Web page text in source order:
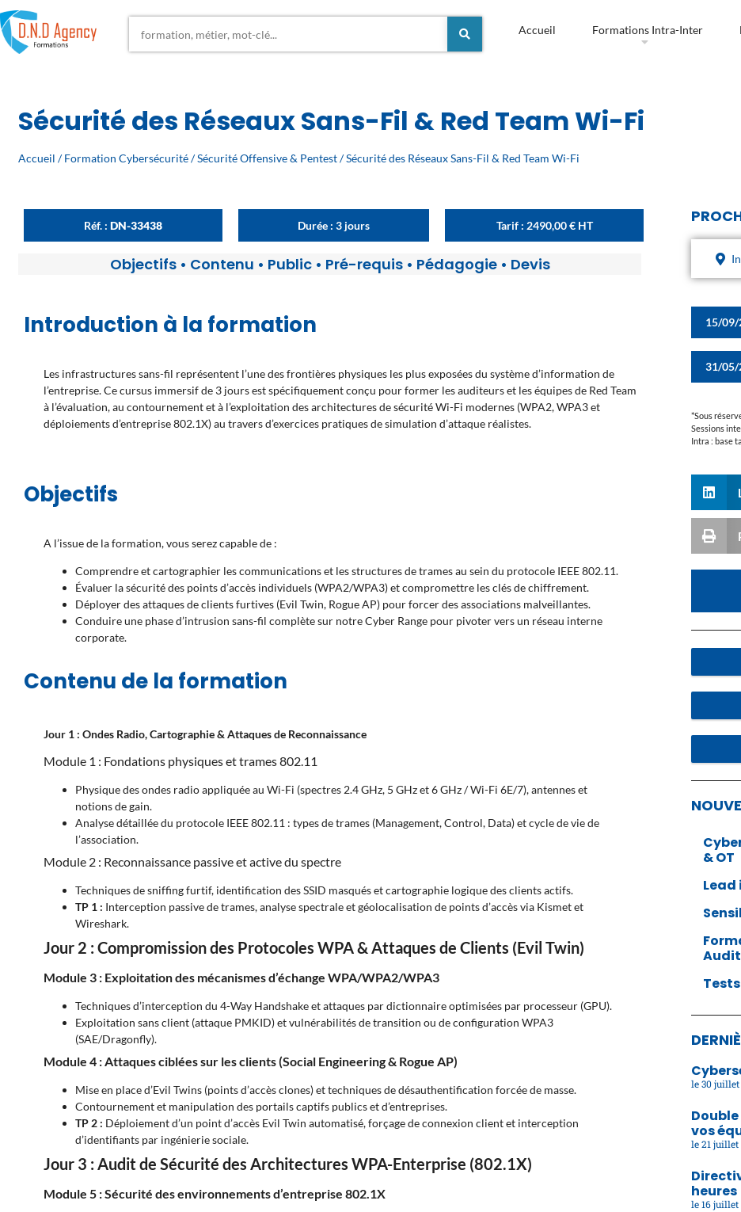
Accueil Formations Intra-Inter
Sécurité des Réseaux Sans-Fil & Red Team Wi-Fi
Accueil /Formation Cybersécurité/Sécurité Offensive & Pentest/ Sécurité des Réseaux Sans-Fil & Red Team Wi-Fi
Réf. :DN-33438 Durée : 3 jours Tarif : 2490,00€HT
Objectifs• Contenu • Public• Pré-requis• Pédagogie• Devis
Introduction à la formation
Les infrastructures sans-fil représentent l’une des frontières physiques les plus exposées du système d’information de
l’entreprise. Ce cursus immersif de 3 jours est spécifiquement conçu pour former les auditeurs et les équipes de Red Team
à l’évaluation, au contournement et à l’exploitation des architectures de sécurité Wi-Fi modernes (WPA2, WPA3 et
déploiements d’entreprise 802.1X) au travers d’exercices pratiques de simulation d’attaque réalistes.
Objectifs
A l’issue de la formation, vous serez capable de :
Comprendre et cartographier les communications et les structures de trames au sein du protocole IEEE 802.11.
Évaluer la sécurité des points d’accès individuels (WPA2/WPA3) et compromettre les clés de chiffrement.
Déployer des attaques de clients furtives (Evil Twin, Rogue AP) pour forcer des associations malveillantes.
Conduire une phase d’intrusion sans-fil complète sur notre Cyber Range pour pivoter vers un réseau interne
corporate.
Contenu de la formation
Jour 1 : Ondes Radio, Cartographie & Attaques de Reconnaissance
Module 1 : Fondations physiques et trames 802.11
Physique des ondes radio appliquée au Wi-Fi (spectres 2.4 GHz, 5 GHz et 6 GHz / Wi-Fi 6E/7), antennes et
notions de gain.
Analyse détaillée du protocole IEEE 802.11 : types de trames (Management, Control, Data) et cycle de vie de
l’association.
Module 2 : Reconnaissance passive et active du spectre
Techniques de sniffing furtif, identification des SSID masqués et cartographie logique des clients actifs.
TP 1 : Interception passive de trames, analyse spectrale et géolocalisation de points d’accès via Kismet et
Wireshark.
Jour 2 : Compromission des Protocoles WPA & Attaques de Clients (Evil Twin)
Module 3 : Exploitation des mécanismes d’échange WPA/WPA2/WPA3
Techniques d’interception du 4-Way Handshake et attaques par dictionnaire optimisées par processeur (GPU).
Exploitation sans client (attaque PMKID) et vulnérabilités de transition ou de configuration WPA3
(SAE/Dragonfly).
Module 4 : Attaques ciblées sur les clients (Social Engineering & Rogue AP)
Mise en place d’Evil Twins (points d’accès clones) et techniques de désauthentification forcée de masse.
Contournement et manipulation des portails captifs publics et d’entreprises.
TP 2 : Déploiement d’un point d’accès Evil Twin automatisé, forçage de connexion client et interception
d’identifiants par ingénierie sociale.
Jour 3 : Audit de Sécurité des Architectures WPA-Enterprise (802.1X)
Module 5 : Sécurité des environnements d’entreprise 802.1X
15/09/
31/05/
*Sous
Sessions
Intra : base
& OT
Lead
30 juillet
vos
21 juillet
heures
16 juillet